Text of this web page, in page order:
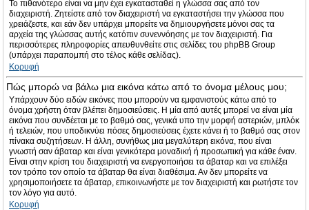
Το πιθανότερο είναι να μην έχει εγκατασταθεί η γλώσσα σας από τον
διαχειριστή. Ζητείστε από τον διαχειριστή να εγκαταστήσει την γλώσσα που
χρειάζεστε, και εάν δεν υπάρχει μπορείτε να δημιουργήσετε μόνοι σας τα
αρχεία της γλώσσας αυτής κατόπιν συνεννόησης με τον διαχειριστή. Για
περισσότερες πληροφορίες απευθυνθείτε στις σελίδες του phpBB Group
(υπάρχει παραπομπή στο τέλος κάθε σελίδας).
Κορυφή
Πώς μπορώ να βάλω μια εικόνα κάτω από το όνομα μέλους μου;
Υπάρχουν δύο ειδών εικόνες που μπορούν να εμφανιστούς κάτω από το
όνομα χρήστη όταν βλέπει δημοσιεύσεις. Η μία από αυτές μπορεί να είναι μία
εικόνα που συνδέεται με το βαθμό σας, γενικά υπο την μορφή αστεριών, μπλόκ
ή τελειών, που υποδικνύει πόσες δημοσιεύσεις έχετε κάνει ή το βαθμό σας στον
πίνακα συζητήσεων. Η άλλη, συνήθως μια μεγαλύτερη εικόνα, που είναι
γνωστή σαν άβαταρ και είναι γενικότερα μοναδική ή προσωπική για κάθε έναν.
Είναι στην κρίση του διαχειριστή να ενεργοποιήσει τα άβαταρ και να επιλέξει
τον τρόπο τον οποίο τα άβαταρ θα είναι διαθέσιμα. Αν δεν μπορείτε να
χρησιμοποιήσετε τα άβαταρ, επικοινωνήστε με τον διαχειριστή και ρωτήστε τον
τον λόγο για αυτό.
Κορυφή